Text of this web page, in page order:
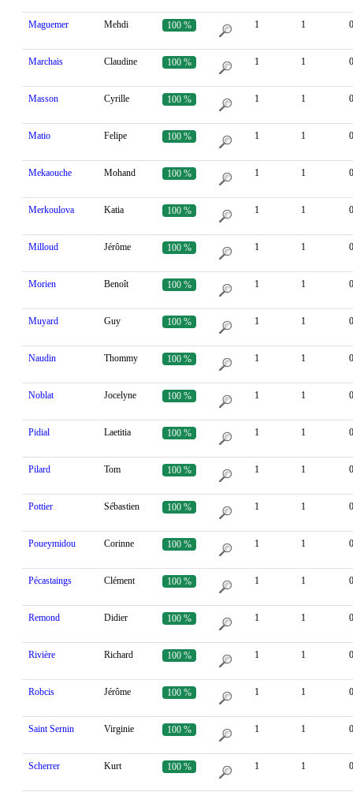
Maguemer Mehdi 100 % 1 1 0
Marchais Claudine 100 % 1 1 0
Masson Cyrille 100 % 1 1 0
Matio Felipe 100 % 1 1 0
Mekaouche Mohand 100 % 1 1 0
Merkoulova Katia 100 % 1 1 0
Milloud Jérôme 100 % 1 1 0
Morien Benoît 100 % 1 1 0
Muyard Guy 100 % 1 1 0
Naudin Thommy 100 % 1 1 0
Noblat Jocelyne 100 % 1 1 0
Pidial Laetitia 100 % 1 1 0
Pilard Tom 100 % 1 1 0
Pottier Sébastien 100 % 1 1 0
Poueymidou Corinne 100 % 1 1 0
Pécastaings Clément 100 % 1 1 0
Remond Didier 100 % 1 1 0
Rivière Richard 100 % 1 1 0
Robcis Jérôme 100 % 1 1 0
Saint Sernin Virginie 100 % 1 1 0
Scherrer Kurt 100 % 1 1 0